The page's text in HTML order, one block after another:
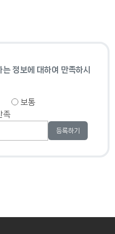
정보에 대하여 만족하시
보통
족